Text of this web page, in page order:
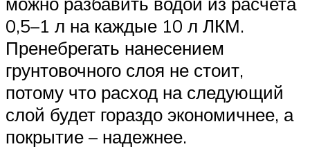
0,5–1 л на каждые 10 л ЛКМ.
Пренебрегать нанесением
грунтовочного слоя не стоит,
потому что расход на следующий
слой будет гораздо экономичнее, а
покрытие – надежнее.